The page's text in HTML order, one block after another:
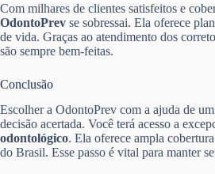
Com milhares de clientes satisfeitos e
OdontoPrev se sobressai. Ela oferece
de vida. Graças ao atendimento dos
são sempre bem-feitas.
Conclusão
Escolher a OdontoPrev com a ajuda de
decisão acertada. Você terá acesso a
odontológico. Ela oferece ampla
do Brasil. Esse passo é vital para manter